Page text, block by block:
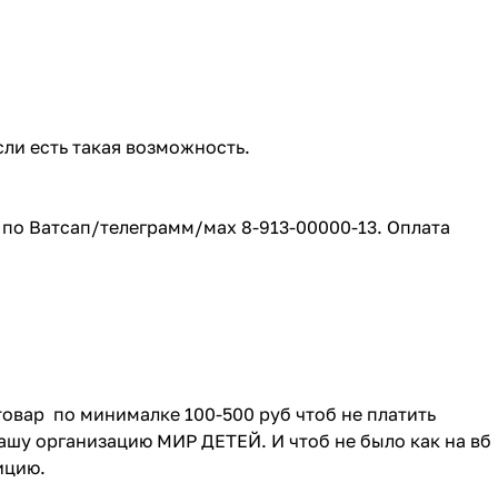
есть такая возможность.
Ватсап/телеграмм/мах 8-913-00000-13. Оплата
по минималке 100-500 руб чтоб не платить
организацию МИР ДЕТЕЙ. И чтоб не было как на вб